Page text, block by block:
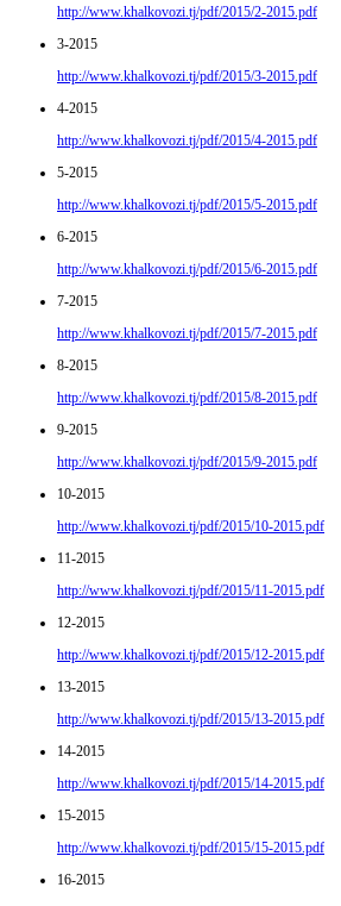
http://www.khalkovozi.tj/pdf/2015/2-2015.pdf
3-2015
http://www.khalkovozi.tj/pdf/2015/3-2015.pdf
4-2015
http://www.khalkovozi.tj/pdf/2015/4-2015.pdf
5-2015
http://www.khalkovozi.tj/pdf/2015/5-2015.pdf
6-2015
http://www.khalkovozi.tj/pdf/2015/6-2015.pdf
7-2015
http://www.khalkovozi.tj/pdf/2015/7-2015.pdf
8-2015
http://www.khalkovozi.tj/pdf/2015/8-2015.pdf
9-2015
http://www.khalkovozi.tj/pdf/2015/9-2015.pdf
10-2015
http://www.khalkovozi.tj/pdf/2015/10-2015.pdf
11-2015
http://www.khalkovozi.tj/pdf/2015/11-2015.pdf
12-2015
http://www.khalkovozi.tj/pdf/2015/12-2015.pdf
13-2015
http://www.khalkovozi.tj/pdf/2015/13-2015.pdf
14-2015
http://www.khalkovozi.tj/pdf/2015/14-2015.pdf
15-2015
http://www.khalkovozi.tj/pdf/2015/15-2015.pdf
16-2015